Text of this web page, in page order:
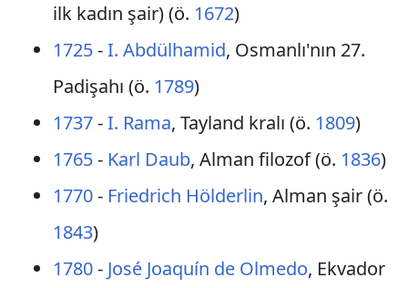
ilk kadın şair) (ö. 1672)
1725-I. Abdülhamid, Osmanlı'nın 27.
Padişahı (ö. 1789)
1737-I. Rama, Tayland kralı (ö. 1809)
1765- Karl Daub, Alman filozof (ö. 1836)
1770- Friedrich Hölderlin, Alman şair (ö.
1843)
1780- José Joaquín de Olmedo, Ekvador